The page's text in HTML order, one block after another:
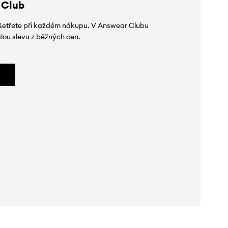
při každém nákupu. V Answear Clubu
slevu z běžných cen.